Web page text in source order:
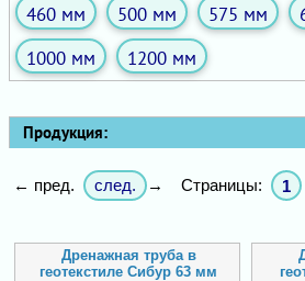
460 мм
500 мм 575 мм
1000 мм
1200 мм
Продукция:
← пред. след. → Страницы: 1
Дренажная труба в
геотекстиле Сибур 63 мм